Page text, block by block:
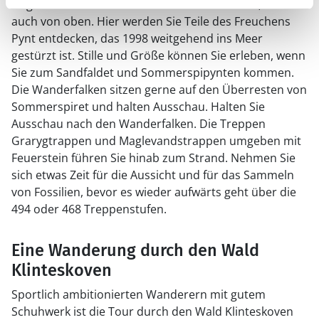
auch von oben. Hier werden Sie Teile des Freuchens
Pynt entdecken, das 1998 weitgehend ins Meer
gestürzt ist. Stille und Größe können Sie erleben, wenn
Sie zum Sandfaldet und Sommerspipynten kommen.
Die Wanderfalken sitzen gerne auf den Überresten von
Sommerspiret und halten Ausschau. Halten Sie
Ausschau nach den Wanderfalken. Die Treppen
Grarygtrappen und Maglevandstrappen umgeben mit
Feuerstein führen Sie hinab zum Strand. Nehmen Sie
sich etwas Zeit für die Aussicht und für das Sammeln
von Fossilien, bevor es wieder aufwärts geht über die
494 oder 468 Treppenstufen.
Eine Wanderung durch den Wald
Klinteskoven
Sportlich ambitionierten Wanderern mit gutem
Schuhwerk ist die Tour durch den Wald Klinteskoven